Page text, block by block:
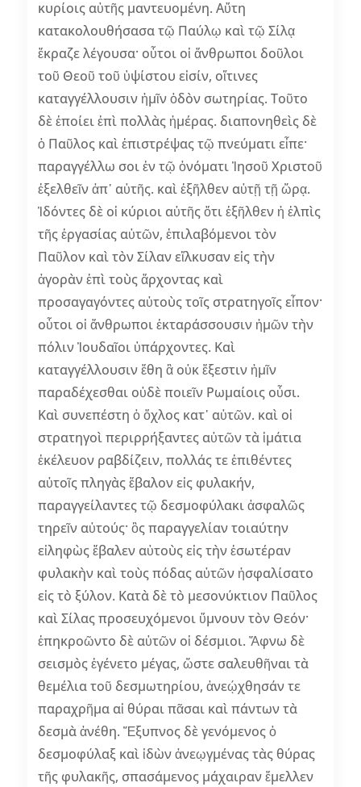
κυρίοις αὐτῆς μαντευομένη. Αὕτη
κατακολουθήσασα τῷ Παύλῳ καὶ τῷ Σίλᾳ
ἔκραζε λέγουσα· οὗτοι οἱ ἄνθρωποι δοῦλοι
τοῦ Θεοῦ τοῦ ὑψίστου εἰσίν, οἵτινες
καταγγέλλουσιν ἡμῖν ὁδὸν σωτηρίας. Τοῦτο
δὲ ἐποίει ἐπὶ πολλὰς ἡμέρας. διαπονηθεὶς δὲ
ὁ Παῦλος καὶ ἐπιστρέψας τῷ πνεύματι εἶπε·
παραγγέλλω σοι ἐν τῷ ὀνόματι Ἰησοῦ Χριστοῦ
ἐξελθεῖν ἀπ᾿ αὐτῆς. καὶ ἐξῆλθεν αὐτῇ τῇ ὥρᾳ.
Ἰδόντες δὲ οἱ κύριοι αὐτῆς ὅτι ἐξῆλθεν ἡ ἐλπὶς
τῆς ἐργασίας αὐτῶν, ἐπιλαβόμενοι τὸν
Παῦλον καὶ τὸν Σίλαν εἵλκυσαν εἰς τὴν
ἀγορὰν ἐπὶ τοὺς ἄρχοντας καὶ
προσαγαγόντες αὐτοὺς τοῖς στρατηγοῖς εἶπον·
οὗτοι οἱ ἄνθρωποι ἐκταράσσουσιν ἡμῶν τὴν
πόλιν Ἰουδαῖοι ὑπάρχοντες. Καὶ
καταγγέλλουσιν ἔθη ἃ οὐκ ἔξεστιν ἡμῖν
παραδέχεσθαι οὐδὲ ποιεῖν Ρωμαίοις οὖσι.
Καὶ συνεπέστη ὁ ὄχλος κατ᾿ αὐτῶν. καὶ οἱ
στρατηγοὶ περιρρήξαντες αὐτῶν τὰ ἱμάτια
ἐκέλευον ραβδίζειν, πολλάς τε ἐπιθέντες
αὐτοῖς πληγὰς ἔβαλον εἰς φυλακήν,
παραγγείλαντες τῷ δεσμοφύλακι ἀσφαλῶς
τηρεῖν αὐτούς· ὃς παραγγελίαν τοιαύτην
εἰληφὼς ἔβαλεν αὐτοὺς εἰς τὴν ἐσωτέραν
φυλακὴν καὶ τοὺς πόδας αὐτῶν ἠσφαλίσατο
εἰς τὸ ξύλον. Κατὰ δὲ τὸ μεσονύκτιον Παῦλος
καὶ Σίλας προσευχόμενοι ὕμνουν τὸν Θεόν·
ἐπηκροῶντο δὲ αὐτῶν οἱ δέσμιοι. Ἄφνω δὲ
σεισμὸς ἐγένετο μέγας, ὥστε σαλευθῆναι τὰ
θεμέλια τοῦ δεσμωτηρίου, ἀνεῴχθησάν τε
παραχρῆμα αἱ θύραι πᾶσαι καὶ πάντων τὰ
δεσμὰ ἀνέθη. Ἔξυπνος δὲ γενόμενος ὁ
δεσμοφύλαξ καὶ ἰδὼν ἀνεῳγμένας τὰς θύρας
τῆς φυλακῆς, σπασάμενος μάχαιραν ἔμελλεν